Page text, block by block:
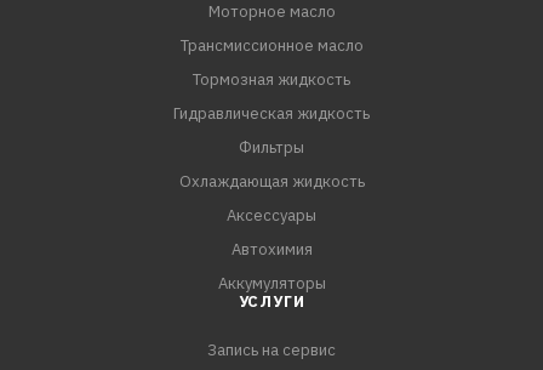
Моторное масло
Трансмиссионное масло
Тормозная жидкость
Гидравлическая жидкость
Фильтры
Охлаждающая жидкость
Аксессуары
Автохимия
Аккумуляторы
УСЛУГИ
Запись на сервис